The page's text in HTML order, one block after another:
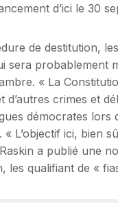
d’ici le 30
de destitution,
sera probablement
« La
crimes et
démocrates lors
L’objectif ici, bien
a publié une
les qualifiant de «